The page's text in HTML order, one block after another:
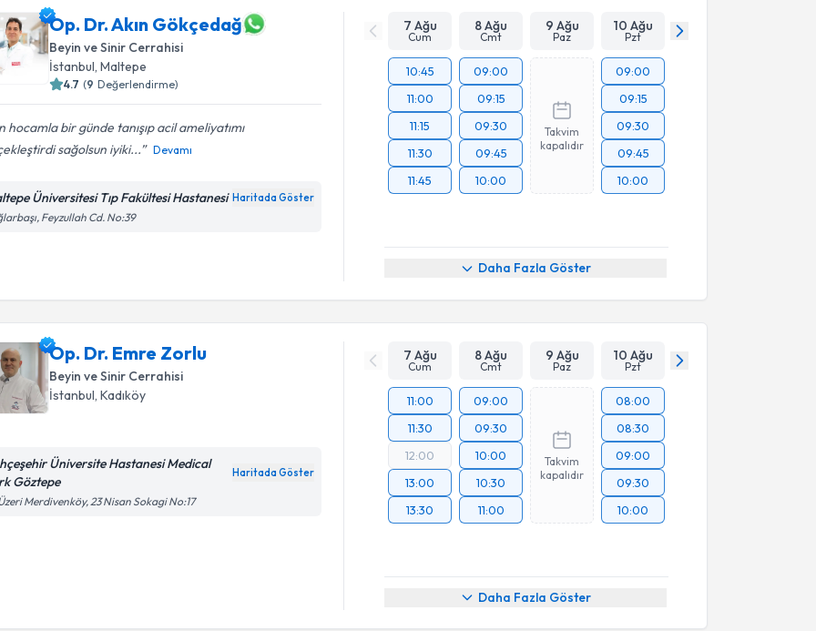
Op. Dr. Akın Gökçedağ
Beyin ve Sinir Cerrahisi
İstanbul, Maltepe
4.7 (9 Değerlendirme)
hocamla bir günde tanışıp acil ameliyatımı
sağolsun iyiki...
Devamı
Üniversitesi Tıp Fakültesi Hastanesi Haritada Göster
Feyzullah Cd. No:39
7 Ağu
Cum
8 Ağu
Cmt
9 Ağu
Paz
10 Ağu
Pzt
10:45
11:00
11:15
11:30
11:45
09:00
09:15
09:30
09:45
10:00
Takvim
kapalıdır
09:00
09:15
09:30
09:45
10:00
Daha Fazla Göster
Op. Dr. Emre Zorlu
Beyin ve Sinir Cerrahisi
İstanbul , Kadıköy
Üniversite Hastanesi Medical
Göztepe
Haritada Göster
Merdivenköy, 23 Nisan Sokagi No:17
7 Ağu
Cum
8 Ağu
Cmt
9 Ağu
Paz
10 Ağu
Pzt
11:00
11:30
12:00
13:00
13:30
09:00
09:30
10:00
10:30
11:00
Takvim
kapalıdır
08:00
08:30
09:00
09:30
10:00
Daha Fazla Göster